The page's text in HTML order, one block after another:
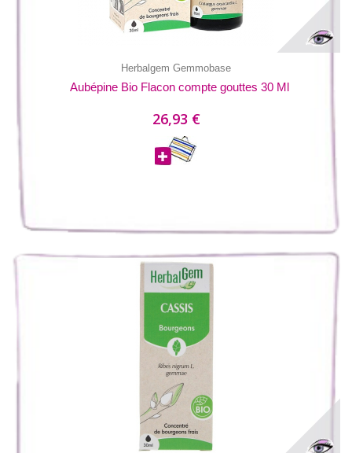
Herbalgem Gemmobase
Aubépine Bio Flacon compte gouttes 30 Ml
26,93 €